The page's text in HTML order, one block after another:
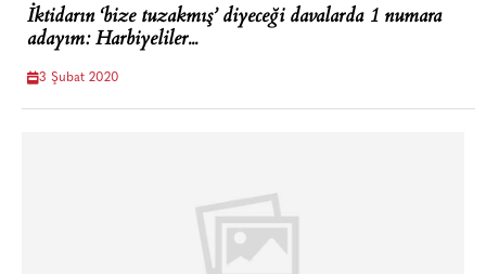
İktidarın ‘bize tuzakmış’ diyeceği davalarda 1 numara
adayım: Harbiyeliler...
3 Şubat 2020